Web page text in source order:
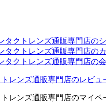
クトレンズ通販専門店の
クトレンズ通販専門店の
タクトレンズ通販専門店の
レンズ通販専門店のレビュ
レンズ通販専門店のマイペ